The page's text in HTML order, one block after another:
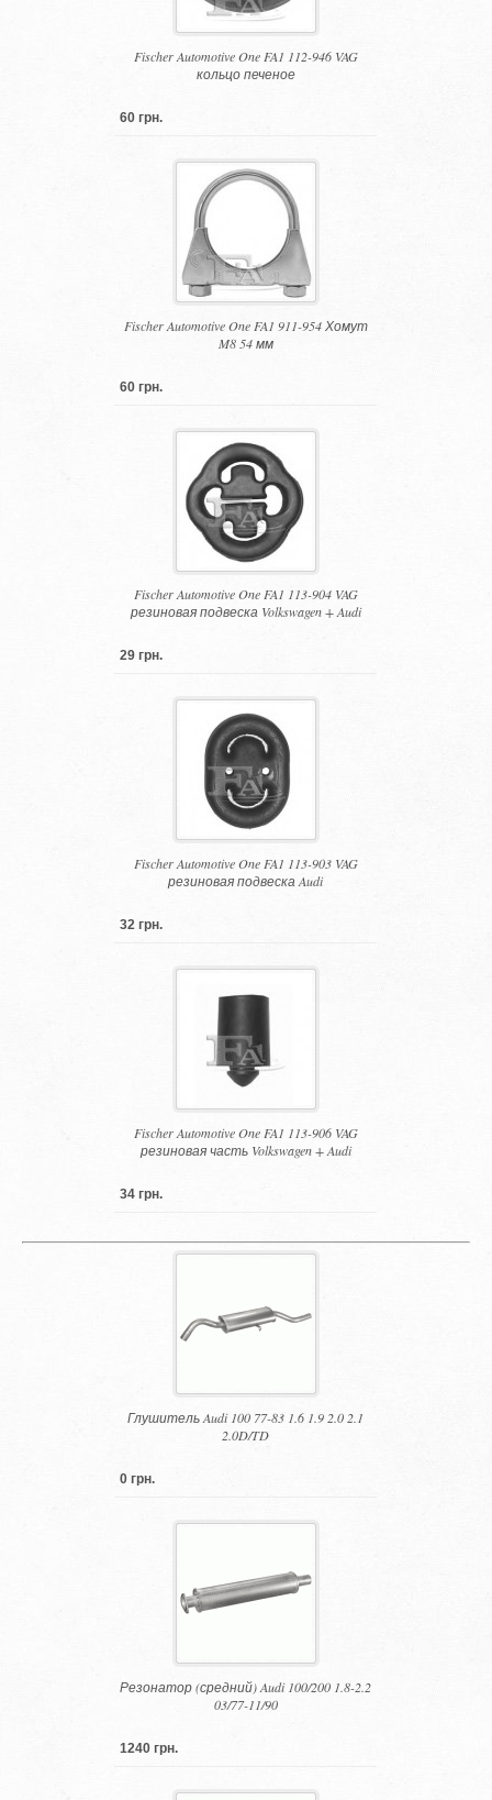
Fischer Automotive One FA1 112-946 VAG
кольцо печеное
60 грн.
Fischer Automotive One FA1 911-954 Хомут
M8 54 мм
60 грн.
Fischer Automotive One FA1 113-904 VAG
резиновая подвеска Volkswagen + Audi
29 грн.
Fischer Automotive One FA1 113-903 VAG
резиновая подвеска Audi
32 грн.
Fischer Automotive One FA1 113-906 VAG
резиновая часть Volkswagen + Audi
34 грн.
Глушитель Audi 100 77-83 1.6 1.9 2.0 2.1
2.0D/TD
0 грн.
Резонатор (средний) Audi 100/200 1.8-2.2
03/77-11/90
1240 грн.